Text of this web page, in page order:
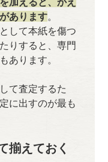
あります。
して本紙を傷つ
りすると、専門
あります。
て査定するた
に出すのが最も
揃えておく